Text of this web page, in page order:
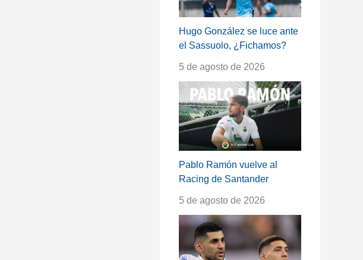
Hugo González se luce ante
el Sassuolo, ¿Fichamos?
5 de agosto de 2026
Pablo Ramón vuelve al
Racing de Santander
5 de agosto de 2026